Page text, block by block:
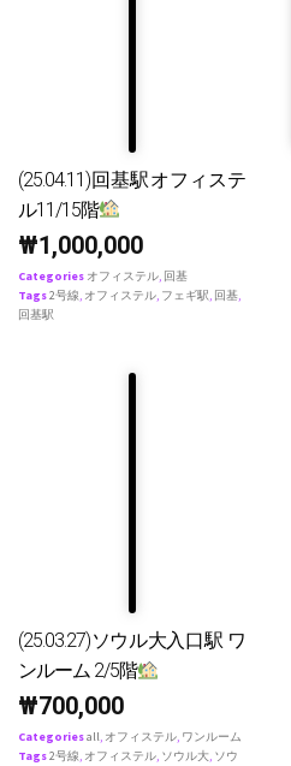
(25.04.11)回基駅オフィステ
ル11/15階
₩1,000,000
Categories オフィステル, 回基
Tags2号線, オフィステル, フェギ駅, 回基,
回基駅
(25.03.27)ソウル大入口駅 ワ
ンルーム 2/5階
₩700,000
Categoriesall, オフィステル, ワンルーム
Tags2号線, オフィステル, ソウル大, ソウ